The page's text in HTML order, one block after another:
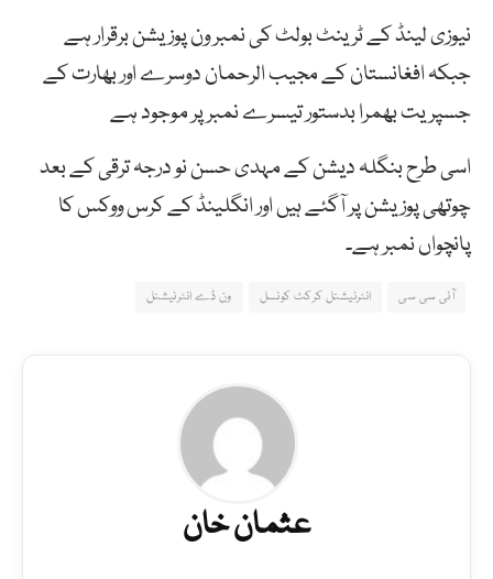
نیوزی لینڈ کے ٹرینٹ بولٹ کی نمبر ون پوزیشن برقرار ہے
جبکہ افغانستان کے مجیب الرحمان دوسرے اور بھارت کے
جسپریت بھمرا بدستور تیسرے نمبر پر موجود ہے
اسی طرح بنگلہ دیشن کے مہدی حسن نو درجہ ترقی کے بعد
چوتھی پوزیشن پر آگئے ہیں اور انگلینڈ کے کرس ووکس کا
پانچواں نمبر ہے۔
آئی سی سی انٹرنیشنل کرکٹ کونسل ون ڈے انٹرنیشنل
عثمان خان